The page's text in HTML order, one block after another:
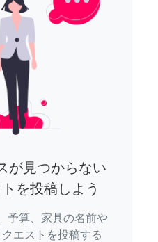
が見つからない
を投稿しよう
予算、家具の名前や
エストを投稿する